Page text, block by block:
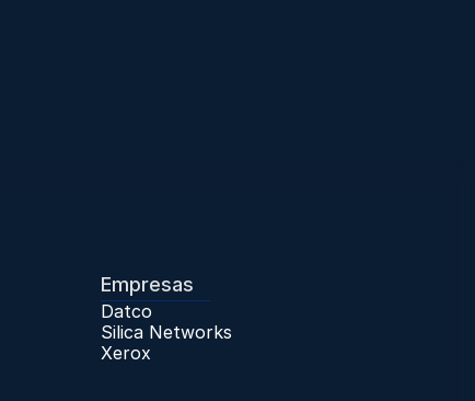
Empresas
Datco
Silica Networks
Xerox